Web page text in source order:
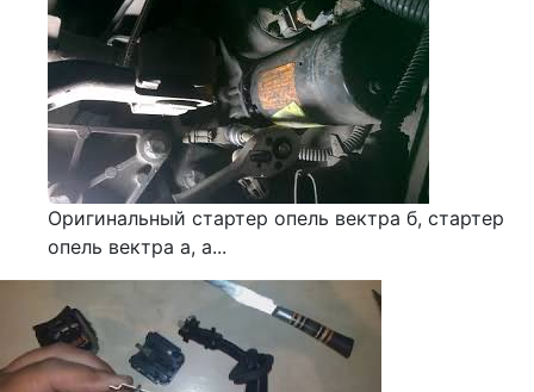
Оригинальный стартер опель вектра б, стартер
опель вектра а, а...